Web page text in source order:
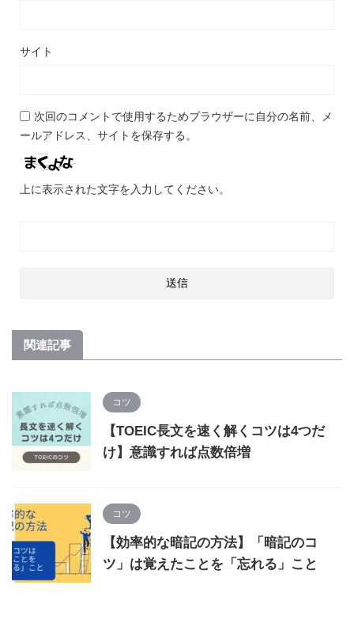
サイト
次回のコメントで使用するためブラウザーに自分の名前、メ
ールアドレス、サイトを保存する。
上に表示された文字を入力してください。
関連記事
コツ
【TOEIC長文を速く解くコツは4つだ
け】意識すれば点数倍増
コツ
【効率的な暗記の方法】「暗記のコ
ツ」は覚えたことを「忘れる」こと